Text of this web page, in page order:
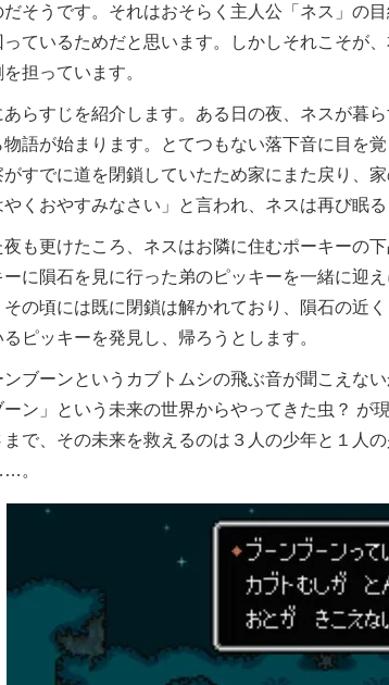
そうです。それはおそらく主人公「ネス」の
ているためだと思います。しかしそれこそが
担っています。
らすじを紹介します。ある日の夜、ネスが暮
語が始まります。とてつもない落下音に目を
すでに道を閉鎖していたため家にまた戻り、
くおやすみなさい」と言われ、ネスは再び眠る
も更けたころ、ネスはお隣に住むポーキーの
に隕石を見に行った弟のピッキーを一緒に迎
その頃には既に閉鎖は解かれており、隕石の近
ピッキーを発見し、帰ろうとします。
ブーンというカブトムシの飛ぶ音が聞こえな
ン」という未来の世界からやってきた虫？ が
で、その未来を救えるのは３人の少年と１人
。